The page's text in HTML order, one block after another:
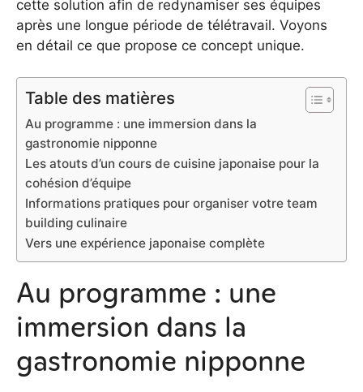
cette solution afin de redynamiser ses équipes
après une longue période de télétravail. Voyons
en détail ce que propose ce concept unique.
Table des matières
Au programme : une immersion dans la
gastronomie nipponne
Les atouts d’un cours de cuisine japonaise pour la
cohésion d’équipe
Informations pratiques pour organiser votre team
building culinaire
Vers une expérience japonaise complète
Au programme : une
immersion dans la
gastronomie nipponne